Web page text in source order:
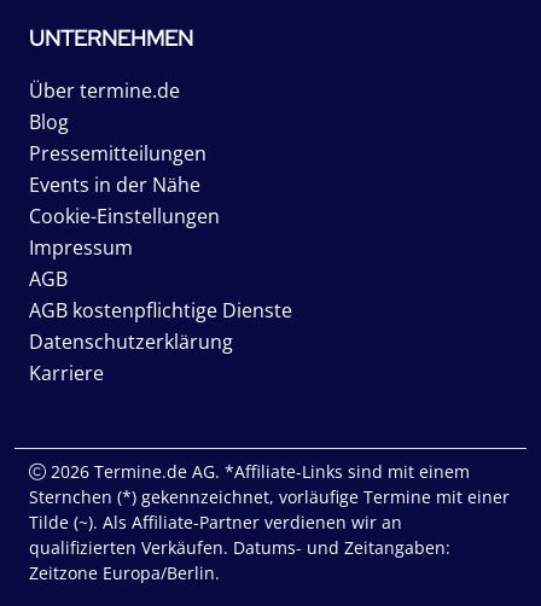
UNTERNEHMEN
Über termine.de
Blog
Pressemitteilungen
Events in der Nähe
Cookie-Einstellungen
Impressum
AGB
AGB kostenpflichtige Dienste
Datenschutzerklärung
Karriere
2026 Termine.de AG. *Affiliate-Links sind mit einem
Sternchen (*) gekennzeichnet, vorläufige Termine mit einer
Tilde (~). Als Affiliate-Partner verdienen wir an
qualifizierten Verkäufen. Datums- und Zeitangaben:
Zeitzone Europa/Berlin.